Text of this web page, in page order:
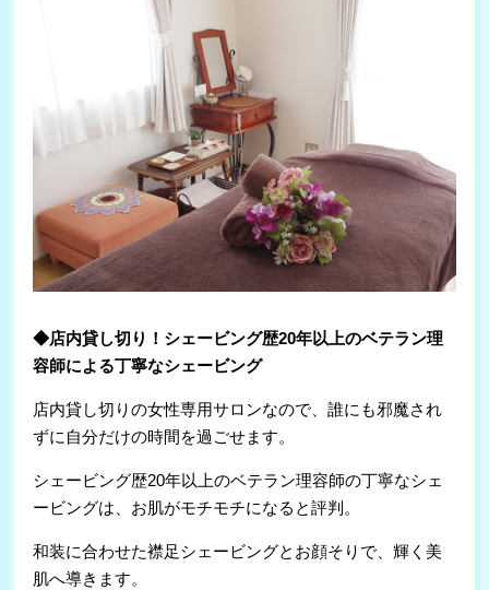
◆店内貸し切り！ シェービング歴20年以上のベテラン理
容師による丁寧なシェービング
店内貸し切りの女性専用サロンなので、誰にも邪魔され
ずに自分だけの時間を過ごせます。
シェービング歴20年以上のベテラン理容師の丁寧なシェ
ービングは、 お肌がモチモチになると評判。
和装に合わせた襟足シェービングとお顔そりで、輝く美
肌へ導きます。